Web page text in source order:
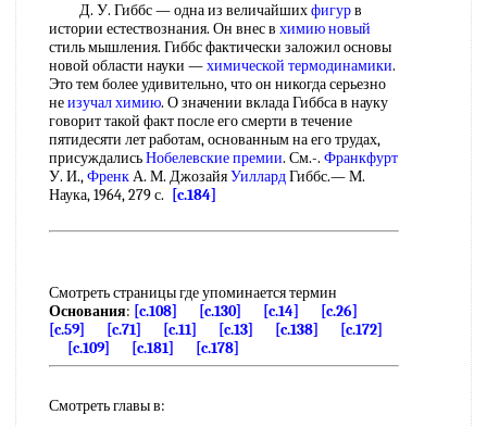
Д. У. Гиббс — одна из величайшихфигурв
истории естествознания. Он внес в химию новый
стиль мышления. Гиббс фактически заложил основы
новой области науки —химической термодинамики.
Это тем более удивительно, что он никогда серьезно
неизучал химию. О значении вклада Гиббса в науку
говорит такой факт после его смерти в течение
пятидесяти лет работам, основанным на его трудах,
присуждалисьНобелевские премии. См.-. Франкфурт
У. И.,ФренкА. М. ДжозайяУиллардГиббс.— М.
Наука, 1964, 279 с.
[c.184]
Смотреть страницы где упоминается термин
Основания: [c.108] [c.130] [c.14]
[c.26]
[c.59]
[c.71] [c.11] [c.13] [c.138]
[c.172]
[c.109]
[c.181] [c.178]
Смотреть главы в: